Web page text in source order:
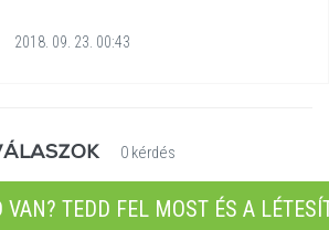
2018. 09. 23. 00:43
0 kérdés
VAN? TEDD FEL MOST ÉS A